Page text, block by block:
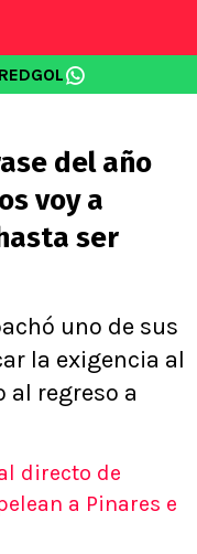
del año
voy a
ser
uno de sus
la exigencia al
al regreso a
directo de
a Pinares e